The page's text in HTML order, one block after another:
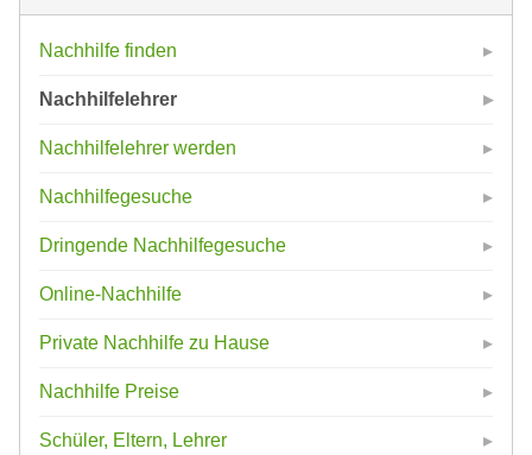
Nachhilfe finden
Nachhilfelehrer
Nachhilfelehrer werden
Nachhilfegesuche
Dringende Nachhilfegesuche
Online-Nachhilfe
Private Nachhilfe zu Hause
Nachhilfe Preise
Schüler, Eltern, Lehrer